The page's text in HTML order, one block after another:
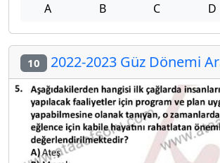
A B C D
10 2022-2023 Güz Dönemi